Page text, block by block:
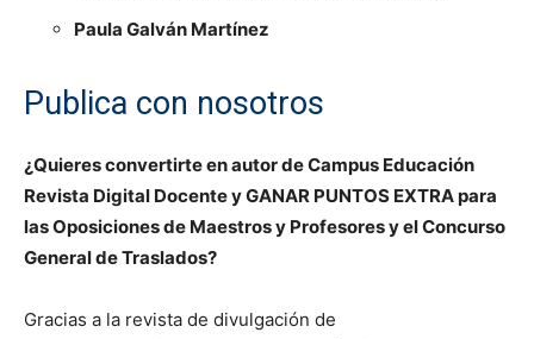
Paula Galván Martínez
Publica con nosotros
¿Quieres convertirte en autor de Campus Educación
Revista Digital Docente y GANAR PUNTOS EXTRA para
las Oposiciones de Maestros y Profesores y el Concurso
General de Traslados?
Gracias a la revista de divulgación de